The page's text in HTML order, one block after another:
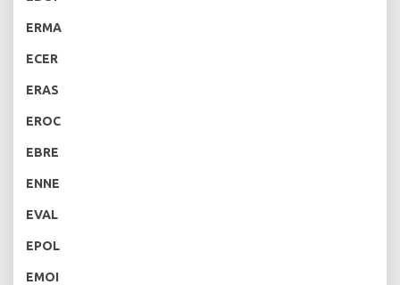
ERMA
ECER
ERAS
EROC
EBRE
ENNE
EVAL
EPOL
EMOI